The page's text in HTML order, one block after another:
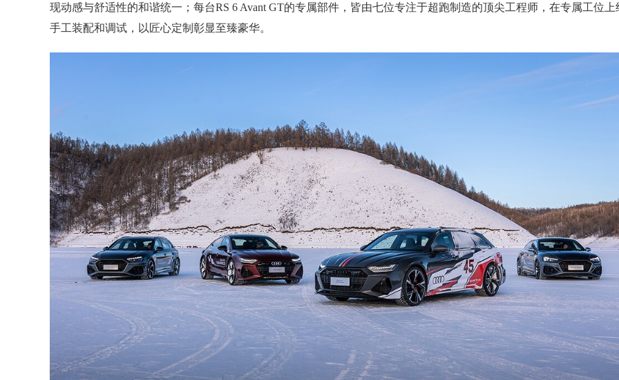
现动感与舒适性的和谐统一；每台RS 6 Avant GT的专属部件，皆由七位专注于超跑制造的顶尖工程师，在专属工位上
手工装配和调试，以匠心定制彰显至臻豪华。